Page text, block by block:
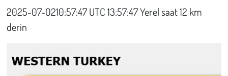
2025-07-0210:57:47 UTC 13:57:47 Yerel saat 12 km
derin
Çevre